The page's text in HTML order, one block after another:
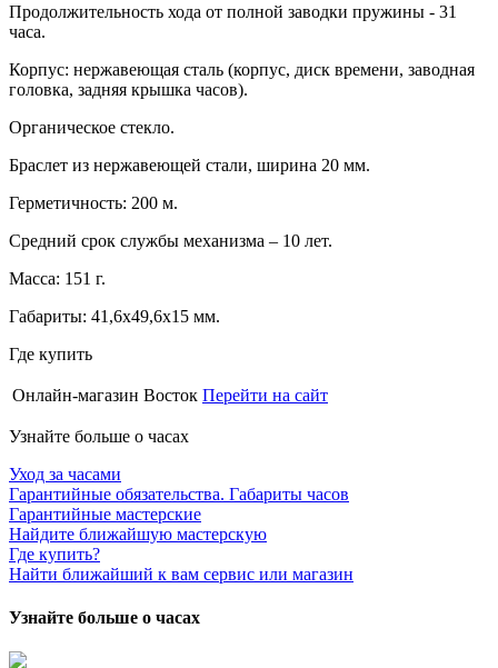
Продолжительность хода от полной заводки пружины - 31
часа.
Корпус: нержавеющая сталь (корпус, диск времени, заводная
головка, задняя крышка часов).
Органическое стекло.
Браслет из нержавеющей стали, ширина 20 мм.
Герметичность: 200 м.
Средний срок службы механизма – 10 лет.
Масса: 151 г.
Габариты: 41,6х49,6х15 мм.
Где купить
Онлайн-магазин Восток Перейти на сайт
Узнайте больше о часах
Уход за часами
Гарантийные обязательства. Габариты часов
Гарантийные мастерские
Найдите ближайшую мастерскую
Где купить?
Найти ближайший к вам сервис или магазин
Узнайте больше о часах